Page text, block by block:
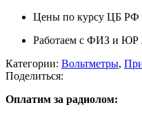
Цены по курсу ЦБ РФ
Работаем с ФИЗ и ЮР
Категории: Вольтметры,
Поделиться:
Оплатим за радиолом: